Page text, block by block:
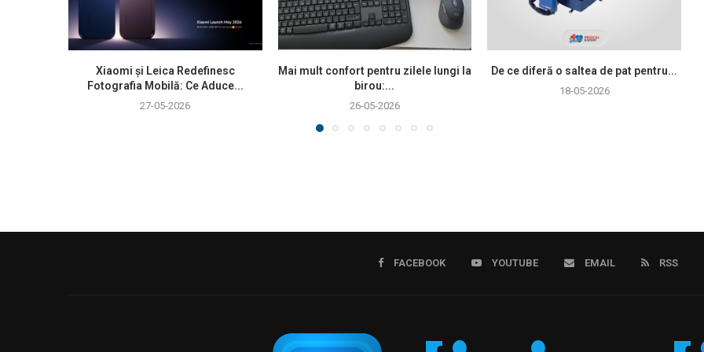
Xiaomi și Leica Redefinesc
Fotografia Mobilă: Ce Aduce...
27-05-2026
Mai mult confort pentru zilele lungi la
birou:...
26-05-2026
De ce diferă o saltea de pat pentru...
18-05-2026
FACEBOOK YOUTUBE EMAIL RSS